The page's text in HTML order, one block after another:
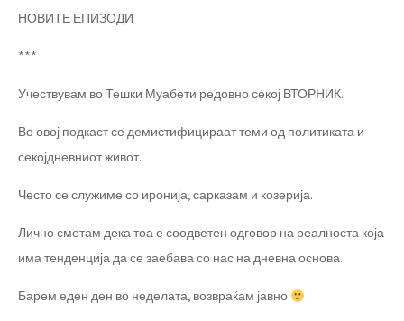
НОВИТЕ ЕПИЗОДИ
***
Учествувам во Тешки Муабети редовно секој ВТОРНИК.
Во овој подкаст се демистифицираат теми од политиката и
секојдневниот живот.
Често се служиме со иронија, сарказам и козерија.
Лично сметам дека тоа е соодветен одговор на реалноста која
има тенденција да се заебава со нас на дневна основа.
Барем еден ден во неделата, возвраќам јавно